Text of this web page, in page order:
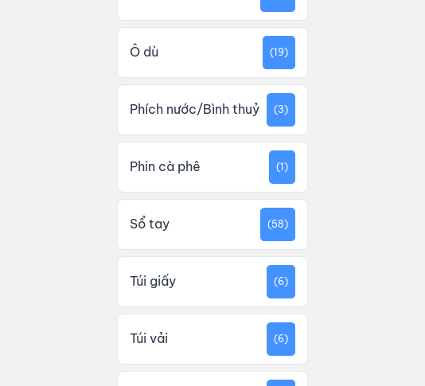
Ô dù (19)
Phích nước/Bình thuỷ (3)
Phin cà phê (1)
Sổ tay (58)
Túi giấy (6)
Túi vải (6)